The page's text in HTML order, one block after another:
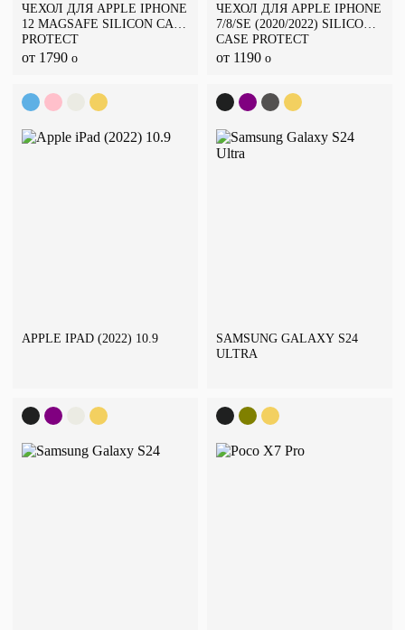
ЧЕХОЛ ДЛЯ APPLE IPHONE
12 MAGSAFE SILICON CASE
PROTECT
от 1790 o
ЧЕХОЛ ДЛЯ APPLE IPHONE
7/8/SE (2020/2022) SILICON
CASE PROTECT
от 1190 o
APPLE IPAD (2022) 10.9
SAMSUNG GALAXY S24
ULTRA